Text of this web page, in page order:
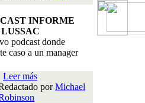
INFORME
podcast donde
caso a un manager
Leer más
porMichael